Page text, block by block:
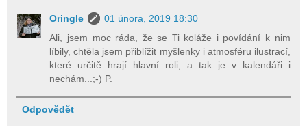
Oringle
01 února, 2019 18:30
Ali, jsem moc ráda, že se Ti koláže i povídání k nim
líbily, chtěla jsem přiblížit myšlenky i atmosféru ilustrací,
které určitě hrají hlavní roli, a tak je v kalendáři i
nechám...;-) P.
Odpovědět